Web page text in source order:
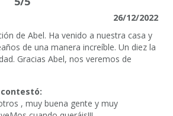
26/12/2022
de Abel. Ha venido a nuestra casa y
de una manera increíble. Un diez la
Gracias Abel, nos veremos de
, muy buena gente y muy